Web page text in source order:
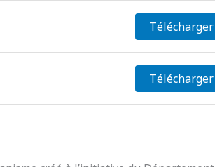
Télécharger
Télécharger